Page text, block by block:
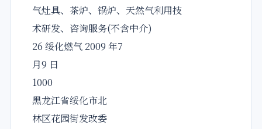
气灶具、茶炉、锅炉、天然气利用技
术研发、咨询服务(不含中介)
26 绥化燃气 2009 年7
月9 日
1000
黑龙江省绥化市北
林区花园街发改委